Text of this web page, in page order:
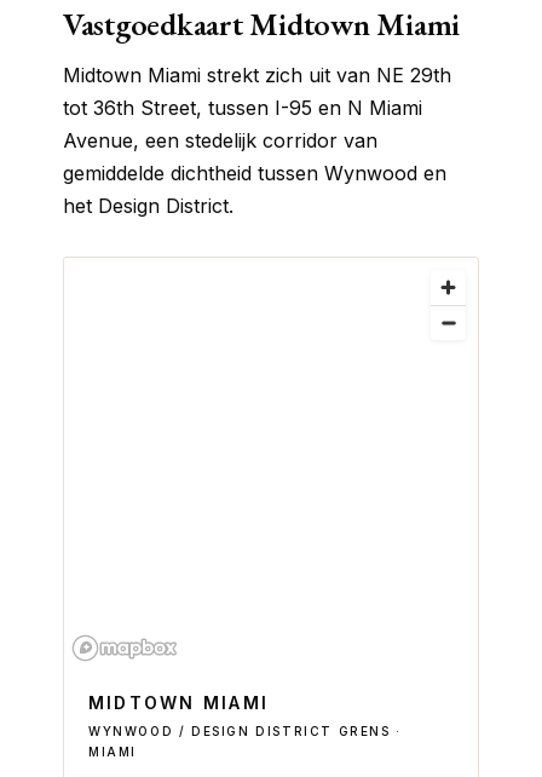
Vastgoedkaart Midtown Miami
Midtown Miami strekt zich uit van NE 29th
tot 36th Street, tussen I-95 en N Miami
Avenue, een stedelijk corridor van
gemiddelde dichtheid tussen Wynwood en
het Design District.
MIDTOWN MIAMI
WYNWOOD / DESIGN DISTRICT GRENS ·
MIAMI